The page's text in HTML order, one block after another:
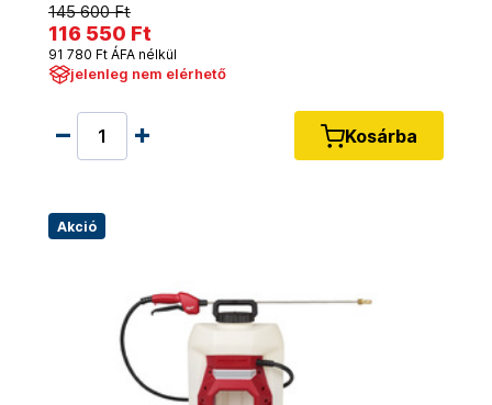
145 600 Ft
116 550 Ft
91 780 Ft ÁFA nélkül
jelenleg nem elérhető
Kosárba
Akció